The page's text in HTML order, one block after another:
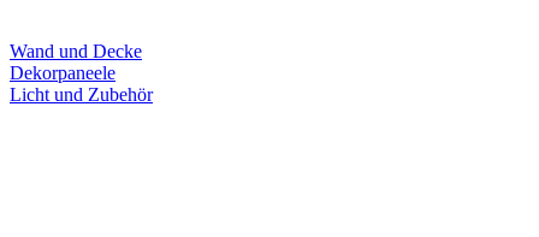
Wand und Decke
Dekorpaneele
Licht und Zubehör